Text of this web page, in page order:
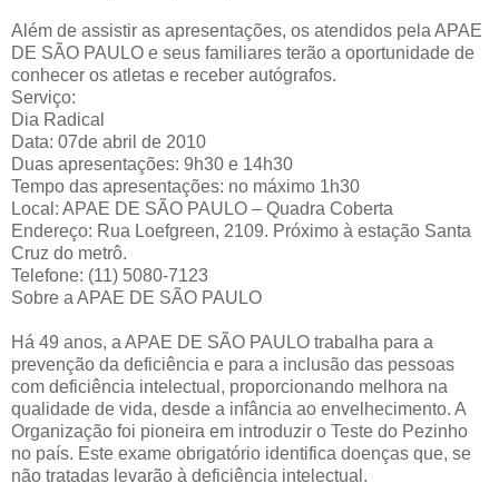
Além de assistir as apresentações, os atendidos pela APAE
DE SÃO PAULO e seus familiares terão a oportunidade de
conhecer os atletas e receber autógrafos.
Serviço:
Dia Radical
Data: 07de abril de 2010
Duas apresentações: 9h30 e 14h30
Tempo das apresentações: no máximo 1h30
Local: APAE DE SÃO PAULO – Quadra Coberta
Endereço: Rua Loefgreen, 2109. Próximo à estação Santa
Cruz do metrô.
Telefone: (11) 5080-7123
Sobre a APAE DE SÃO PAULO
Há 49 anos, a APAE DE SÃO PAULO trabalha para a
prevenção da deficiência e para a inclusão das pessoas
com deficiência intelectual, proporcionando melhora na
qualidade de vida, desde a infância ao envelhecimento. A
Organização foi pioneira em introduzir o Teste do Pezinho
no país. Este exame obrigatório identifica doenças que, se
não tratadas levarão à deficiência intelectual.